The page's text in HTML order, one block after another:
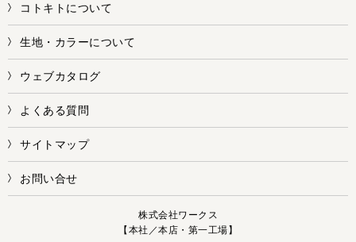
コトキトについて
生地・カラーについて
ウェブカタログ
よくある質問
サイトマップ
お問い合せ
株式会社ワークス
【本社／本店・第一工場】